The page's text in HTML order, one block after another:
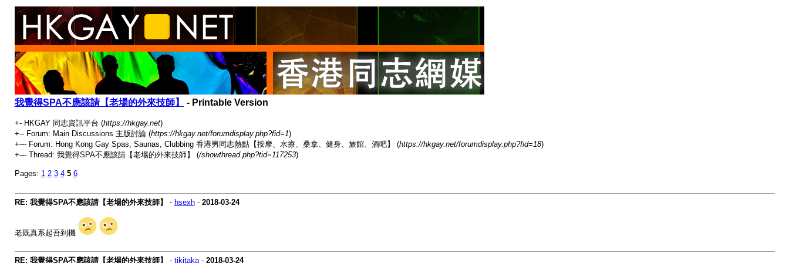
我覺得SPA不應該請【老場的外來技師】 - Printable Version
+- HKGAY 同志資訊平台 (https://hkgay.net)
+-- Forum: Main Discussions 主版討論 (https://hkgay.net/forumdisplay.php?fid=1)
+--- Forum: Hong Kong Gay Spas, Saunas, Clubbing 香港男同志熱點【按摩、水療、桑拿、健身、旅館、酒吧】 (https://hkgay.net/forumdisplay.php?fid=18)
+--- Thread: 我覺得SPA不應該請【老場的外來技師】 (/showthread.php?tid=117253)
Pages: 1 2 3 4 5 6
RE: 我覺得SPA不應該請【老場的外來技師】 - hsexh- 2018-03-24
老既真系起吾到機
RE: 我覺得SPA不應該請【老場的外來技師】 - tikitaka- 2018-03-24